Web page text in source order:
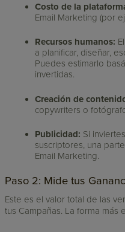
Costo de la
Email Marketing (por
Recursos humanos:
a planificar, diseñar,
Puedes estimarlo
invertidas.
Creación de
copywriters o
Publicidad: Si
suscriptores, una
Email Marketing.
Paso 2: Mide tus
Este es el valor total de las
tus Campañas. La forma